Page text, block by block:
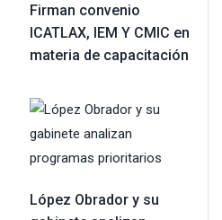
Firman convenio
ICATLAX, IEM Y CMIC en
materia de capacitación
López Obrador y su